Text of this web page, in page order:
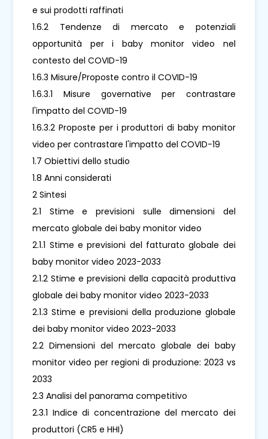
e sui prodotti raffinati
1.6.2 Tendenze di mercato e potenziali
opportunità per i baby monitor video nel
contesto del COVID-19
1.6.3 Misure/Proposte contro il COVID-19
1.6.3.1 Misure governative per contrastare
l'impatto del COVID-19
1.6.3.2 Proposte per i produttori di baby monitor
video per contrastare l'impatto del COVID-19
1.7 Obiettivi dello studio
1.8 Anni considerati
2 Sintesi
2.1 Stime e previsioni sulle dimensioni del
mercato globale dei baby monitor video
2.1.1 Stime e previsioni del fatturato globale dei
baby monitor video 2023-2033
2.1.2 Stime e previsioni della capacità produttiva
globale dei baby monitor video 2023-2033
2.1.3 Stime e previsioni della produzione globale
dei baby monitor video 2023-2033
2.2 Dimensioni del mercato globale dei baby
monitor video per regioni di produzione: 2023 vs
2033
2.3 Analisi del panorama competitivo
2.3.1 Indice di concentrazione del mercato dei
produttori (CR5 e HHI)